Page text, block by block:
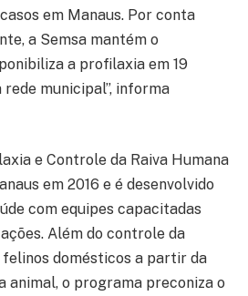
em Manaus. Por conta
a Semsa mantém o
a profilaxia em 19
rede municipal”, informa
e Controle da Raiva Humana
em 2016 e é desenvolvido
com equipes capacitadas
Além do controle da
felinos domésticos a partir da
animal, o programa preconiza o